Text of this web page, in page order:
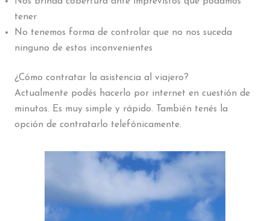
tener
No tenemos forma de controlar que no nos suceda
ninguno de estos inconvenientes
¿Cómo contratar la asistencia al viajero?
Actualmente podés hacerlo por internet en cuestión de
minutos. Es muy simple y rápido. También tenés la
opción de contratarlo telefónicamente.